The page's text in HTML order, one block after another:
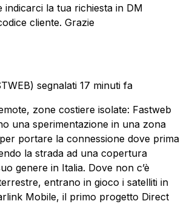
indicarci la tua richiesta in DM
cliente. Grazie
segnalati 17 minuti fa
zone costiere isolate: Fastweb
una sperimentazione in una zona
portare la connessione dove prima
la strada ad una copertura
genere in Italia. Dove non c’è
entrano in gioco i satelliti in
Mobile, il primo progetto Direct